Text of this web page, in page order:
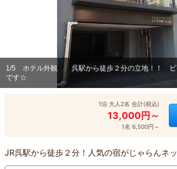
1/5
ホテル外観 呉駅から徒歩２分の立地！！ ビ
です☆
1泊 大人2名 合計(税込)
13,000円～
1名 6,500円～
JR呉駅から徒歩２分！人気の宿がじゃらんネ